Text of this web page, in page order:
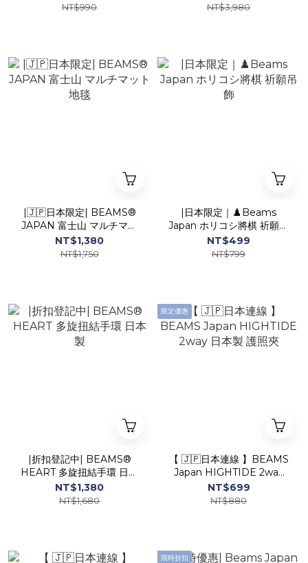
NT$990 NT$3,980
|🇯🇵日本限定| BEAMS®
JAPAN 富士山 マルチマッ
ト地毯
NT$1,380
NT$1,750
|日本限定｜♟️Beams
Japan ホリコシ將棋 祈願吊
飾
NT$499
NT$799
|折扣登記中| BEAMS®
HEART 多旋扭結手環 日本
製
NT$1,380
NT$1,680
限定優惠
【 🇯🇵日本連線 】BEAMS
Japan HIGHTIDE 2way
日本製 護照夾
NT$699
NT$880
限時折扣